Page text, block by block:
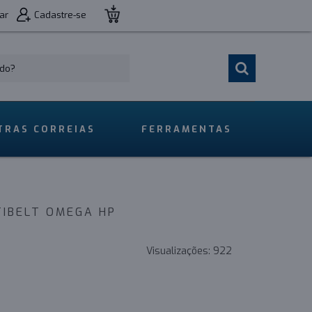
Cadastre-se
CORREIAS FERRAMENTAS
OMEGA HP
Visualizações: 922